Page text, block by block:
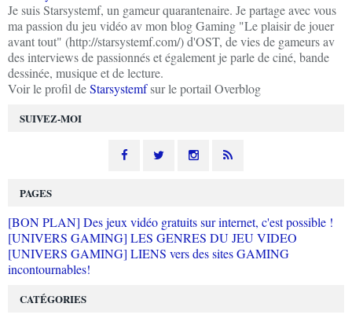
SUIVEZ-MOI
Je suis Starsystemf, un gameur quarantenaire. Je partage avec vous
ma passion du jeu vidéo av mon blog Gaming "Le plaisir de jouer
avant tout" (http://starsystemf.com/) d'OST, de vies de gameurs av
des interviews de passionnés et également je parle de ciné, bande
dessinée, musique et de lecture.
Voir le profil deStarsystemfsur le portail Overblog
PAGES
[BON PLAN] Des jeux vidéo gratuits sur internet, c'est possible !
[UNIVERS GAMING] LES GENRES DU JEU VIDEO
[UNIVERS GAMING] LIENS vers des sites GAMING
incontournables!
CATÉGORIES